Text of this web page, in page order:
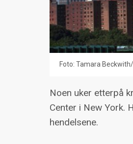
Foto: Tamara
Noen uker etterpå
Center i New York.
hendelsene.